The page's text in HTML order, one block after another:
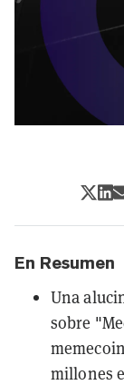
En Resumen
Una
sobre
millones